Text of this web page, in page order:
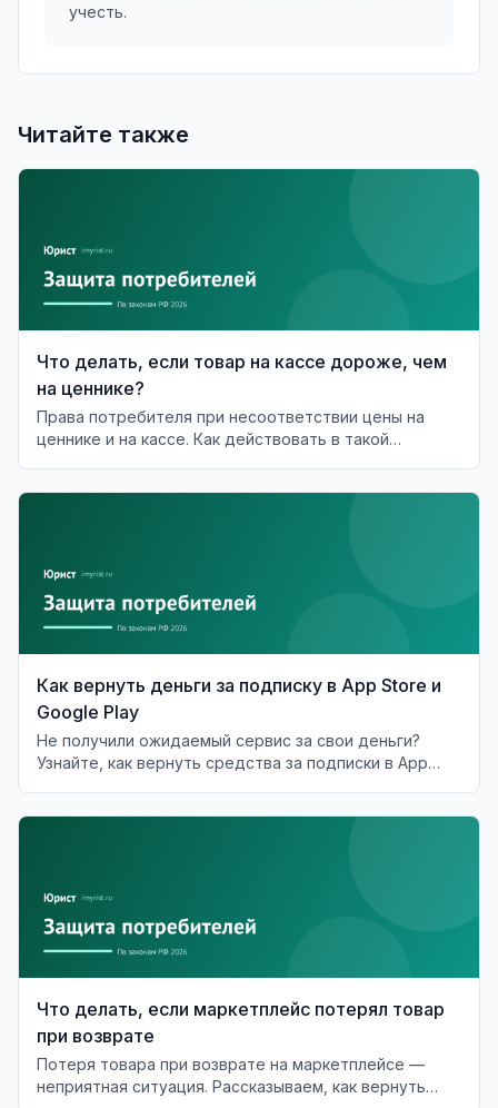
учесть.
Читайте также
Что делать, если товар на кассе дороже, чем
на ценнике?
Права потребителя при несоответствии цены на
ценнике и на кассе. Как действовать в такой
Как вернуть деньги за подписку в App Store и
Google Play
Не получили ожидаемый сервис за свои деньги?
Узнайте, как вернуть средства за подписки в App
Что делать, если маркетплейс потерял товар
при возврате
Потеря товара при возврате на маркетплейсе —
неприятная ситуация. Рассказываем, как вернуть